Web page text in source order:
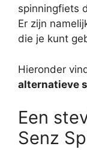
spinningfiets
Er zijn
die je kunt
Hieronder
alternatieve
Een
Senz